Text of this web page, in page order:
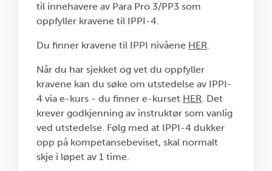
til innehavere av Para Pro 3/PP3 som
oppfyller kravene til IPPI-4.
Du finner kravene til IPPI nivåene HER.
Når du har sjekket og vet du oppfyller
kravene kan du søke om utstedelse av IPPI-
4 via e-kurs - du finner e-kurset HER. Det
krever godkjenning av instruktør som vanlig
ved utstedelse. Følg med at IPPI-4 dukker
opp på kompetansebeviset, skal normalt
skje i løpet av 1 time.